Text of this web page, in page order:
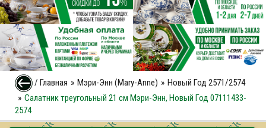
/ Главная Мэри-Энн (Mary-Anne)
Новый Год 2571/2574
Салатник треугольный 21 см Мэри-Энн, Новый Год 07111433-
2574